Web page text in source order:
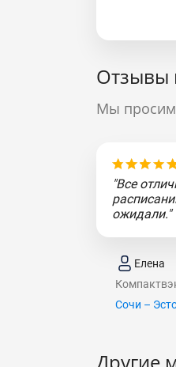
Отзывы
Мы просим
"Все
ожидали."
Елена
Сочи –